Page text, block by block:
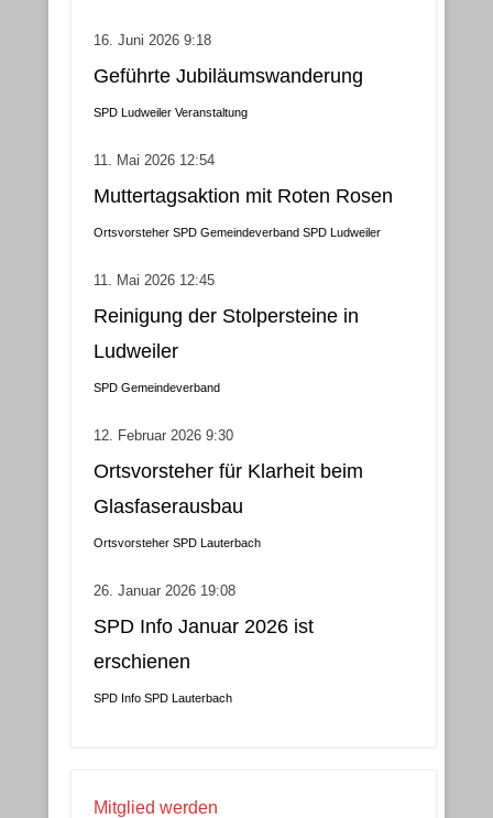
16. Juni 2026 9:18
Geführte Jubiläumswanderung
SPD Ludweiler Veranstaltung
11. Mai 2026 12:54
Muttertagsaktion mit Roten Rosen
Ortsvorsteher SPD Gemeindeverband SPD Ludweiler
11. Mai 2026 12:45
Reinigung der Stolpersteine in
Ludweiler
SPD Gemeindeverband
12. Februar 2026 9:30
Ortsvorsteher für Klarheit beim
Glasfaserausbau
Ortsvorsteher SPD Lauterbach
26. Januar 2026 19:08
SPD Info Januar 2026 ist
erschienen
SPD Info SPD Lauterbach
Mitglied werden